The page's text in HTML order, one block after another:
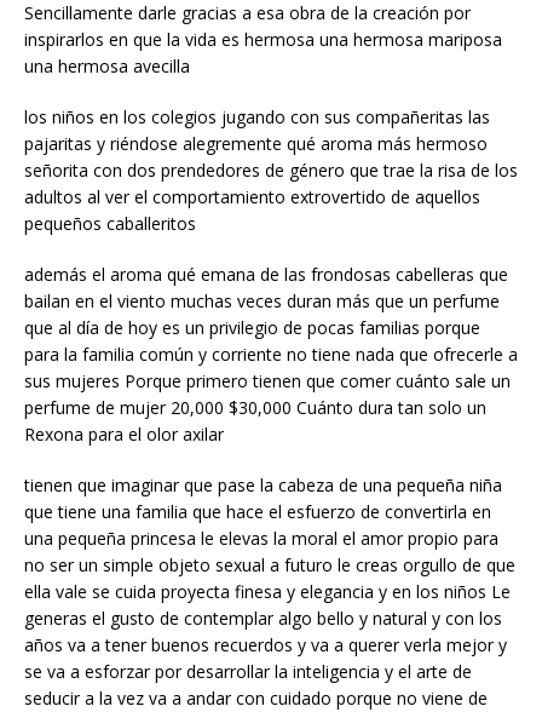
Sencillamente darle gracias a esa obra de la creación por
inspirarlos en que la vida es hermosa una hermosa mariposa
una hermosa avecilla
los niños en los colegios jugando con sus compañeritas las
pajaritas y riéndose alegremente qué aroma más hermoso
señorita con dos prendedores de género que trae la risa de los
adultos al ver el comportamiento extrovertido de aquellos
pequeños caballeritos
además el aroma qué emana de las frondosas cabelleras que
bailan en el viento muchas veces duran más que un perfume
que al día de hoy es un privilegio de pocas familias porque
para la familia común y corriente no tiene nada que ofrecerle a
sus mujeres Porque primero tienen que comer cuánto sale un
perfume de mujer 20,000 $30,000 Cuánto dura tan solo un
Rexona para el olor axilar
tienen que imaginar que pase la cabeza de una pequeña niña
que tiene una familia que hace el esfuerzo de convertirla en
una pequeña princesa le elevas la moral el amor propio para
no ser un simple objeto sexual a futuro le creas orgullo de que
ella vale se cuida proyecta finesa y elegancia y en los niños Le
generas el gusto de contemplar algo bello y natural y con los
años va a tener buenos recuerdos y va a querer verla mejor y
se va a esforzar por desarrollar la inteligencia y el arte de
seducir a la vez va a andar con cuidado porque no viene de